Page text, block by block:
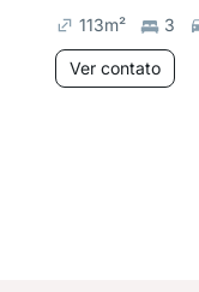
113m² 3
Ver contato